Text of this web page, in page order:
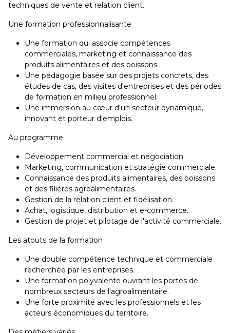
techniques de vente et relation client.
Une formation professionnalisante
Une formation qui associe compétences
commerciales, marketing et connaissance des
produits alimentaires et des boissons.
Une pédagogie basée sur des projets concrets, des
études de cas, des visites d'entreprises et des périodes
de formation en milieu professionnel.
Une immersion au cœur d'un secteur dynamique,
innovant et porteur d'emplois.
Au programme
Développement commercial et négociation.
Marketing, communication et stratégie commerciale.
Connaissance des produits alimentaires, des boissons
et des filières agroalimentaires.
Gestion de la relation client et fidélisation.
Achat, logistique, distribution et e-commerce.
Gestion de projet et pilotage de l'activité commerciale.
Les atouts de la formation
Une double compétence technique et commerciale
recherchée par les entreprises.
Une formation polyvalente ouvrant les portes de
nombreux secteurs de l'agroalimentaire.
Une forte proximité avec les professionnels et les
acteurs économiques du territoire.